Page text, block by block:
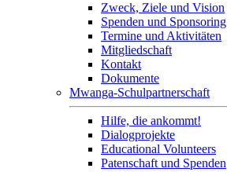
Zweck, Ziele und Vision
Spenden und Sponsoring
Termine und Aktivitäten
Mitgliedschaft
Kontakt
Dokumente
Mwanga-Schulpartnerschaft
Hilfe, die ankommt!
Dialogprojekte
Educational Volunteers
Patenschaft und Spenden